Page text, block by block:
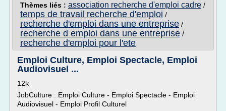
Thèmes liés : association recherche d'emploi cadre /
temps de travail recherche d'emploi /
recherche d'emploi dans une entreprise /
recherche d emploi dans une entreprise /
recherche d'emploi pour l'ete
Emploi Culture, Emploi Spectacle, Emploi
Audiovisuel ...
12k
JobCulture : Emploi Culture - Emploi Spectacle - Emploi
Audiovisuel - Emploi Profil Culturel